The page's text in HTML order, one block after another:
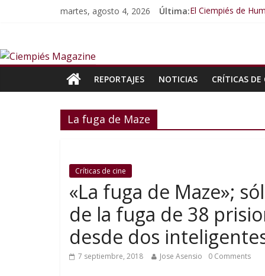
martes, agosto 4, 2026 Última:El Ciempiés de
El Ciempiés de
REPORTAJES
NOTICIAS CRÍTICAS DE
La fuga de Maze
Críticas de cine
«La fuga de Maze»;
de la fuga de 38
desde dos
7 septiembre, 2018 Jose Asensio 0 Comments